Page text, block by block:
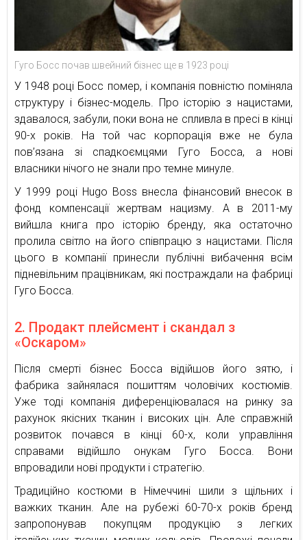
Гуго Босс почав швейний бізнес ще в 1923 році
У 1948 році Босс помер, і компанія повністю поміняла
структуру і бізнес-модель. Про історію з нацистами,
здавалося, забули, поки вона не спливла в пресі в кінці
90-х років. На той час корпорація вже не була
пов’язана зі спадкоємцями Гуго Босса, а нові
власники нічого не знали про темне минуле.
У 1999 році Hugo Boss внесла фінансовий внесок в
фонд компенсації жертвам нацизму. А в 2011-му
вийшла книга про історію бренду, яка остаточно
пролила світло на його співпрацю з нацистами. Після
цього в компанії принесли публічні вибачення всім
підневільним працівникам, які постраждали на фабриці
Гуго Босса.
2. Продакт плейсмент і скандал з
«Оскаром»
Після смерті бізнес Босса відійшов його зятю, і
фабрика зайнялася пошиттям чоловічих костюмів.
Уже тоді компанія диференціювалася на ринку за
рахунок якісних тканин і високих цін. Але справжній
розвиток почався в кінці 60-х, коли управління
справами відійшло онукам Гуго Босса. Вони
впровадили нові продукти і стратегію.
Традиційно костюми в Німеччині шили з щільних і
важких тканин. Але на рубежі 60-70-х років бренд
запропонував покупцям продукцію з легких